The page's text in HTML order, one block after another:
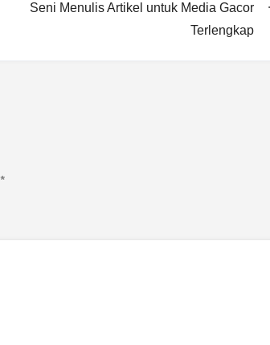
Seni Menulis Artikel untuk Media Gacor
Terlengkap
*